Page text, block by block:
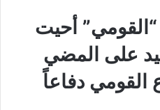
“القومي” أحيت
على المضي
دفاعاً